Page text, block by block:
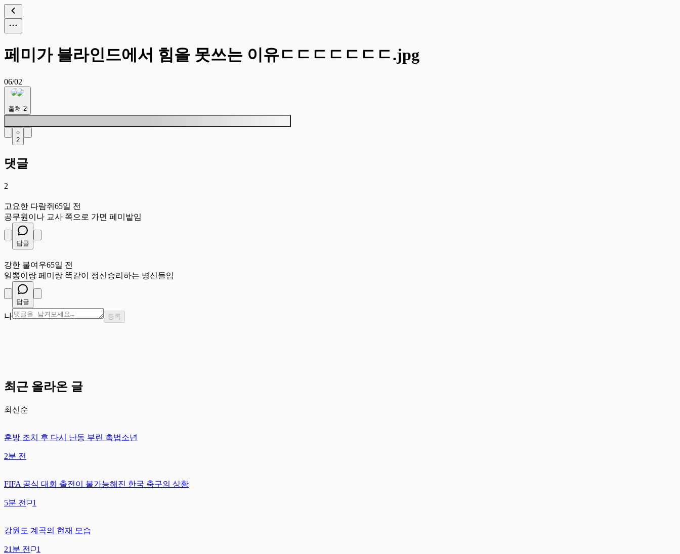
페미가 블라인드에서 힘을 못쓰는 이유ㄷㄷㄷㄷㄷㄷㄷ.jpg
06/02
출처 2
2
댓글
2
고요한 다람쥐 65일 전
공무원이나 교사 쪽으로 가면 페미밭임
답글
강한 불여우65일 전
일뽕이랑 페미랑 똑같이 정신승리하는 병신들임
답글
나 등록
최근 올라온 글
최신순
훈방 조치 후 다시 난동 부린 촉법소년
2분 전
FIFA 공식 대회 출전이 불가능해진 한국 축구의 상황
5분 전 1
강원도 계곡의 현재 모습
21분 전 1